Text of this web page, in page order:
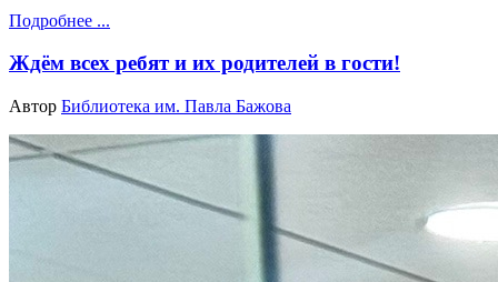
Подробнее ...
Ждём всех ребят и их родителей в гости!
Автор Библиотека им. Павла Бажова